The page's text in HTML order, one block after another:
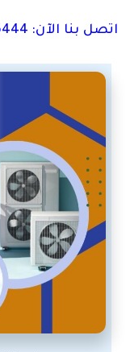
اتصل بنا الآن: 0554275444